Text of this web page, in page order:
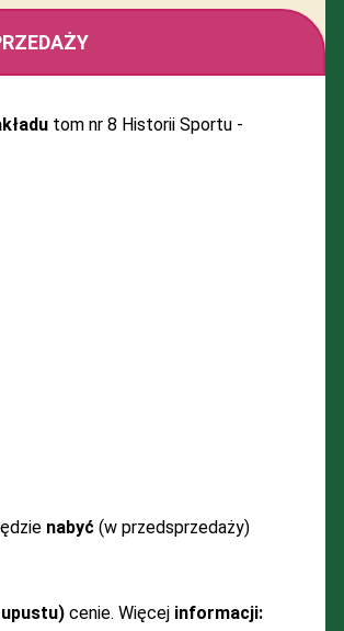
tom nr 8 Historii Sportu -
nabyć (w przedsprzedaży)
cenie. Więcej informacji: